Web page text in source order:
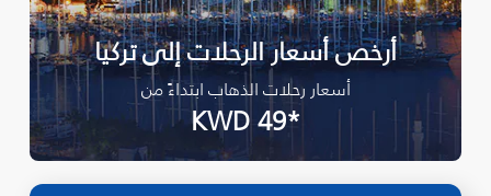
أرخص أسعار الرحلات إلى تركيا
أسعار رحلات الذهاب ابتداءً من
*KWD 49